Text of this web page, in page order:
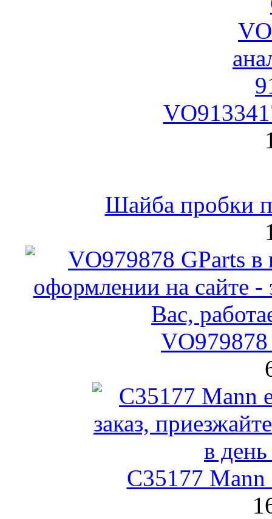
Шайба пробки
VO979878
C35177